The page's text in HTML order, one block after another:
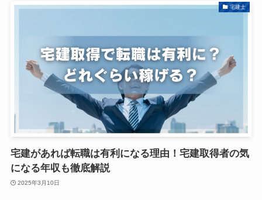
宅建士
宅建があれば転職は有利になる理由！宅建取得者の気
になる年収も徹底解説
2025年3月10日